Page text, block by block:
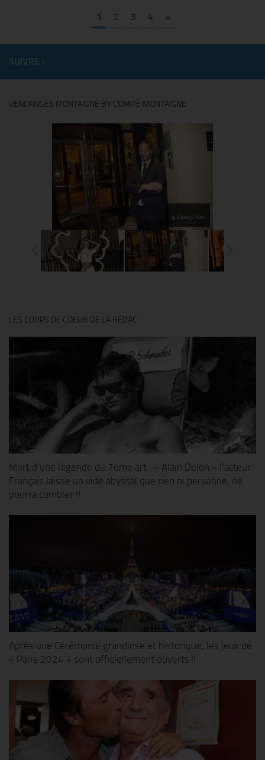
1 2 3 4 »
SUIVRE :
VENDANGES MONTAIGNE BY COMITÉ MONTAIGNE
@Thierry Ker
LES COUPS DE COEUR DE LA RÉDAC’
Mort d’une légende du 7ème art : « Alain Delon » l’acteur
Français laisse un vide abyssal que rien ni personne, ne
pourra combler !!
Après une Cérémonie grandiose et historique, les jeux de
« Paris 2024 » sont officiellement ouverts !!